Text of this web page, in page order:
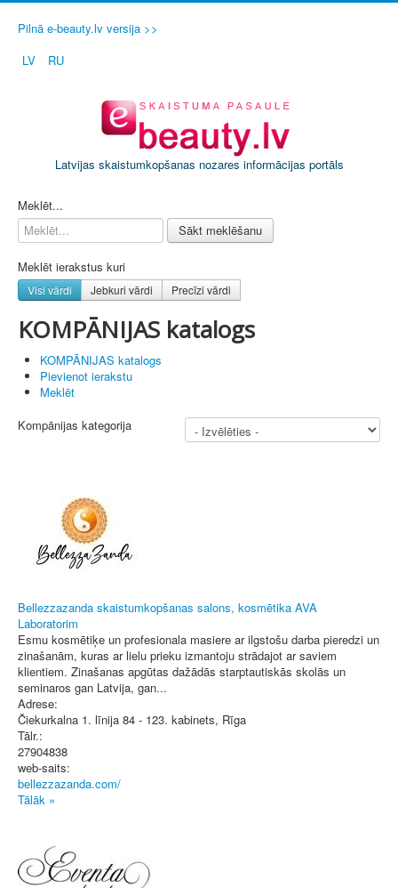
Pilnā e-beauty.lv versija >>
LV
RU
Latvijas skaistumkopšanas nozares informācijas portāls
Meklēt...
Sākt meklēšanu
Meklēt ierakstus kuri
Visi vārdi Jebkuri vārdi Precīzi vārdi
KOMPĀNIJAS katalogs
KOMPĀNIJAS katalogs
Pievienot ierakstu
Meklēt
Kompānijas kategorija
Bellezzazanda skaistumkopšanas salons, kosmētika AVA
Laboratorim
Esmu kosmētiķe un profesionala masiere ar ilgstošu darba pieredzi un
zinašanām, kuras ar lielu prieku izmantoju strādajot ar saviem
klientiem. Zinašanas apgūtas dažādās starptautiskās skolās un
seminaros gan Latvija, gan...
Adrese:
Čiekurkalna 1. līnija 84 - 123. kabinets, Rīga
Tālr.:
27904838
web-saits:
bellezzazanda.com/
Tālāk »